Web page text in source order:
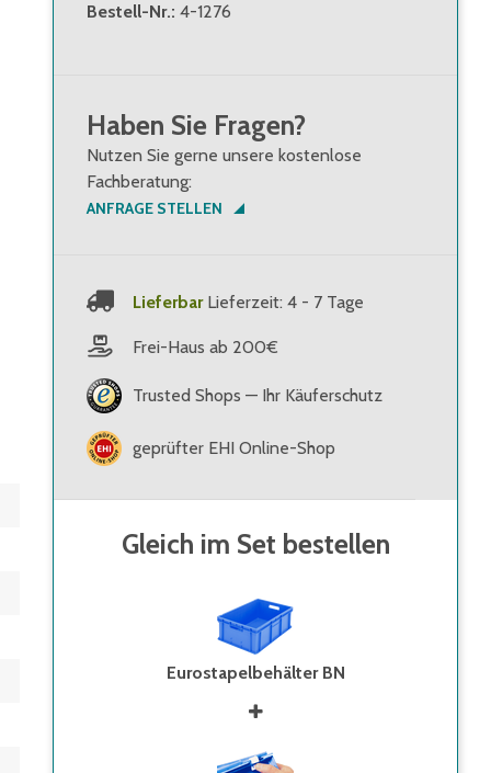
Bestell-Nr.: 4-1276
Haben Sie Fragen?
Nutzen Sie gerne unsere kostenlose
Fachberatung:
ANFRAGE STELLEN
Lieferbar Lieferzeit: 4 - 7 Tage
Frei-Haus ab 200€
Trusted Shops — Ihr Käuferschutz
geprüfter EHI Online-Shop
Gleich im Set bestellen
Eurostapelbehälter BN